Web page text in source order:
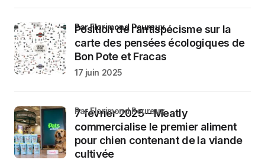
Position de l’antispécisme sur la
carte des pensées écologiques de
Bon Pote et Fracas
par Florimond Peureux
17 juin 2025
7 février 2025 – Meatly
commercialise le premier aliment
pour chien contenant de la viande
cultivée
par Florimond Peureux